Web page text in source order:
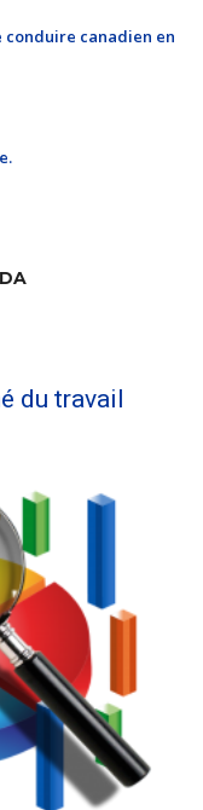
conduire canadien en
du travail